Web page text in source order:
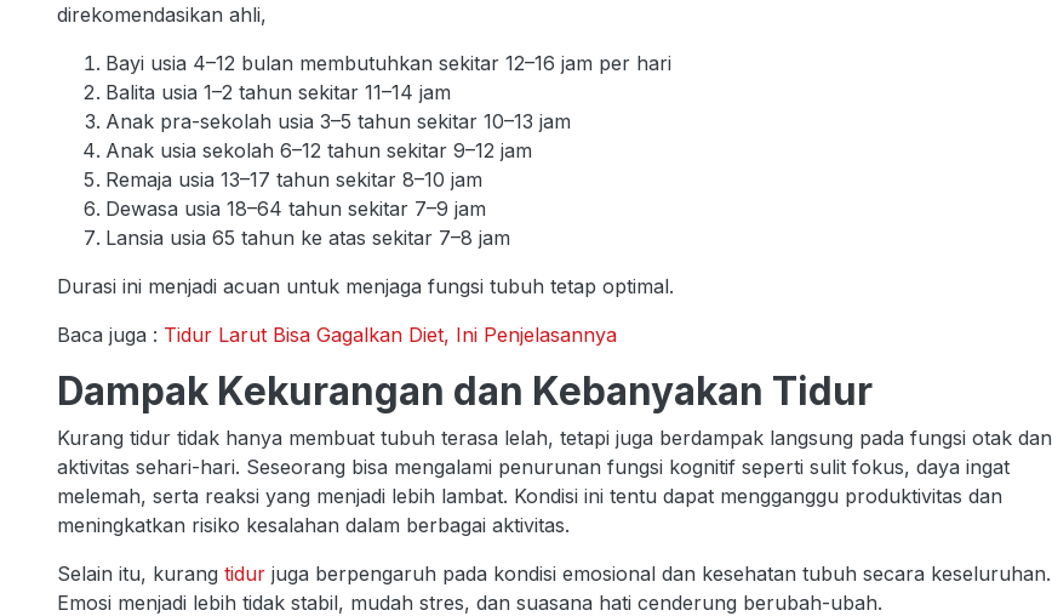
direkomendasikan ahli,
Bayi usia 4–12 bulan membutuhkan sekitar 12–16 jam per hari
Balita usia 1–2 tahun sekitar 11–14 jam
Anak pra-sekolah usia 3–5 tahun sekitar 10–13 jam
Anak usia sekolah 6–12 tahun sekitar 9–12 jam
Remaja usia 13–17 tahun sekitar 8–10 jam
Dewasa usia 18–64 tahun sekitar 7–9 jam
Lansia usia 65 tahun ke atas sekitar 7–8 jam
Durasi ini menjadi acuan untuk menjaga fungsi tubuh tetap optimal.
Baca juga : Tidur Larut Bisa Gagalkan Diet, Ini Penjelasannya
Dampak Kekurangan dan Kebanyakan Tidur
Kurang tidur tidak hanya membuat tubuh terasa lelah, tetapi juga berdampak langsung pada fungsi otak dan
aktivitas sehari-hari. Seseorang bisa mengalami penurunan fungsi kognitif seperti sulit fokus, daya ingat
melemah, serta reaksi yang menjadi lebih lambat. Kondisi ini tentu dapat mengganggu produktivitas dan
meningkatkan risiko kesalahan dalam berbagai aktivitas.
Selain itu, kurang tidur juga berpengaruh pada kondisi emosional dan kesehatan tubuh secara keseluruhan.
Emosi menjadi lebih tidak stabil, mudah stres, dan suasana hati cenderung berubah-ubah.